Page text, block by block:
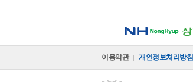
NH 상호금융예금자보호기금
이용약관 개인정보처리방침